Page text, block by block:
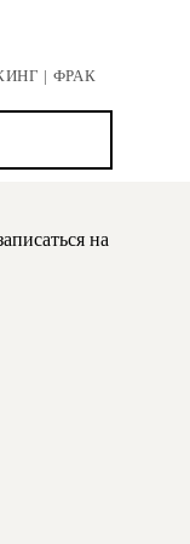
| ФРАК
на